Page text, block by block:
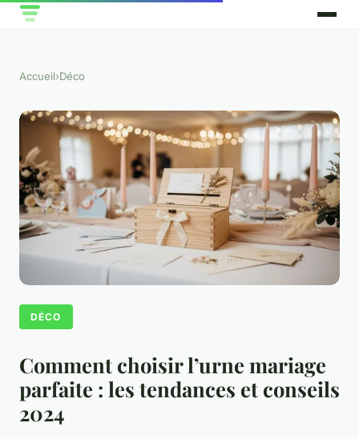
Accueil›Déco
DÉCO
Comment choisir l’urne mariage
parfaite : les tendances et conseils
2024